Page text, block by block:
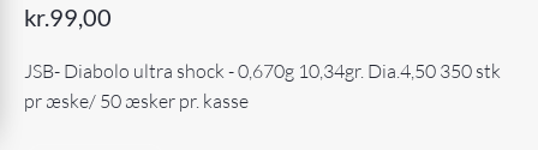
kr.99,00
JSB- Diabolo ultra shock - 0,670g 10,34gr. Dia.4,50 350 stk
pr æske/ 50 æsker pr. kasse